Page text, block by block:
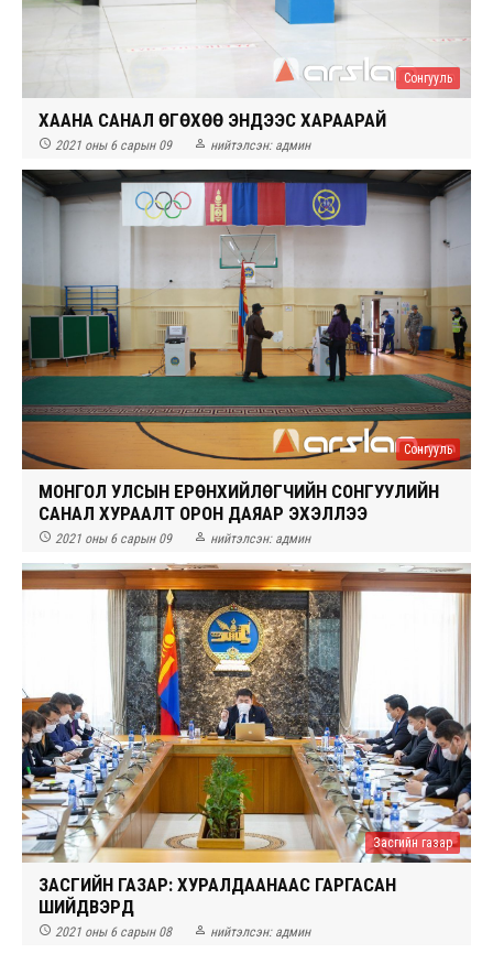
Сонгууль
ХААНА САНАЛ ӨГӨХӨӨ ЭНДЭЭС ХАРААРАЙ
 2021 оны 6 сарын 09  нийтэлсэн: админ
Сонгууль
МОНГОЛ УЛСЫН ЕРӨНХИЙЛӨГЧИЙН СОНГУУЛИЙН
САНАЛ ХУРААЛТ ОРОН ДАЯАР ЭХЭЛЛЭЭ
 2021 оны 6 сарын 09  нийтэлсэн: админ
Засгийн газар
ЗАСГИЙН ГАЗАР: ХУРАЛДААНААС ГАРГАСАН
ШИЙДВЭРҮҮД
 2021 оны 6 сарын 08  нийтэлсэн: админ